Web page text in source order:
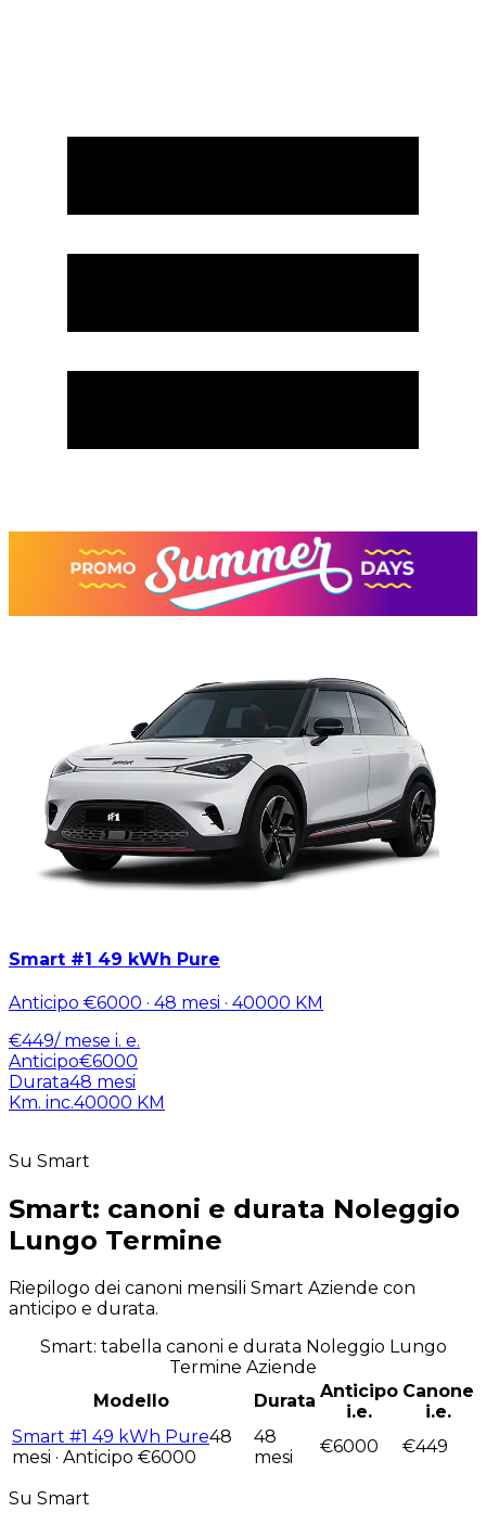
Smart #1 49 kWh Pure
Anticipo €6000 · 48 mesi · 40000 KM
€449/ mese i. e.
Anticipo€6000
Durata48 mesi
Km. inc.40000 KM
Su Smart
Smart: canoni e durata Noleggio
Lungo Termine
Riepilogo dei canoni mensili Smart Aziende con
anticipo e durata.
Smart: tabella canoni e durata Noleggio Lungo
Termine Aziende
Modello
Durata Anticipo
i.e.
Canone
i.e.
Smart #1 49 kWh Pure48
mesi · Anticipo €6000
48
mesi
€6000 €449
Su Smart